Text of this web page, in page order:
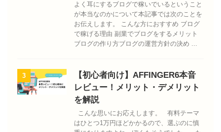
よく耳にするブログで稼いでいるということ
が本当なのかについて本記事では次のことを
お伝えします。 こんな方におすすめ ブログ
で稼げる理由 副業でブログをするメリット
ブログの作り方ブログの運営方針の決め ...
3
【初心者向け】AFFINGER6本音
レビュー！メリット・デメリット
を解説
こんな思いにお応えします。 有料テーマ
はひとつ1万円ほどかかるので、選ぶのに慎